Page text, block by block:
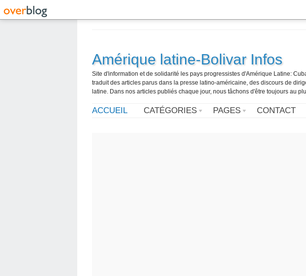
Amérique latine-Bolivar Infos
Site d'information et de solidarité les pays progressistes d'Amérique Latine:
traduit des articles parus dans la presse latino-américaine, des discours de
latine. Dans nos articles publiés chaque jour, nous tâchons d'être toujours au
ACCUEIL CATÉGORIES PAGES CONTACT